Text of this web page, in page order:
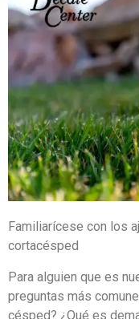
Familiarícese con los
cortacésped
Para alguien que es
preguntas más
césped? ¿Qué es